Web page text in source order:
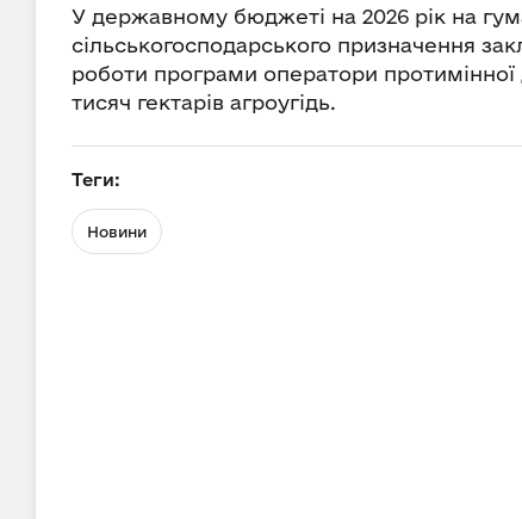
У державному бюджеті на 2026 рік на
сільськогосподарського призначення
роботи програми оператори
тисяч гектарів агроугідь.
Теги:
Новини